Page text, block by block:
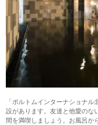
「ポルトムインターナショナ
設があります。友達と他愛のな
間を満喫しましょう。お風呂か